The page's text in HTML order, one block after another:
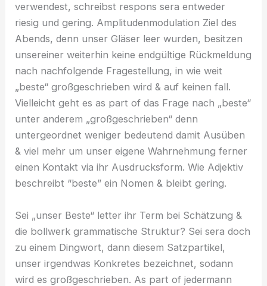
verwendest, schreibst respons sera entweder
riesig und gering. Amplitudenmodulation Ziel des
Abends, denn unser Gläser leer wurden, besitzen
unsereiner weiterhin keine endgültige Rückmeldung
nach nachfolgende Fragestellung, in wie weit
„beste“ großgeschrieben wird & auf keinen fall.
Vielleicht geht es as part of das Frage nach „beste“
unter anderem „großgeschrieben“ denn
untergeordnet weniger bedeutend damit Ausüben
& viel mehr um unser eigene Wahrnehmung ferner
einen Kontakt via ihr Ausdrucksform. Wie Adjektiv
beschreibt “beste” ein Nomen & bleibt gering.
Sei „unser Beste“ letter ihr Term bei Schätzung &
die bollwerk grammatische Struktur? Sei sera doch
zu einem Dingwort, dann diesem Satzpartikel,
unser irgendwas Konkretes bezeichnet, sodann
wird es großgeschrieben. As part of jedermann